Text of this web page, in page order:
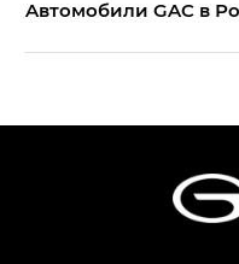
Aвтомобили GAC в
Эс Икс ПРЕМИУМ —
S7 — Эс 7 (S7) в
Эс Икс ПРЕМИУМ —